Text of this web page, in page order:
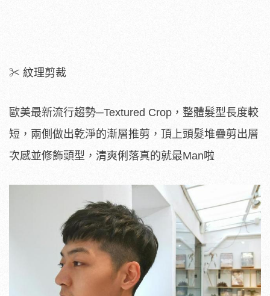
✂ 紋理剪裁
歐美最新流行趨勢─Textured Crop，整體髮型長度較
短，兩側做出乾淨的漸層推剪，頂上頭髮堆疊剪出層
次感並修飾頭型，清爽俐落真的就最Man啦